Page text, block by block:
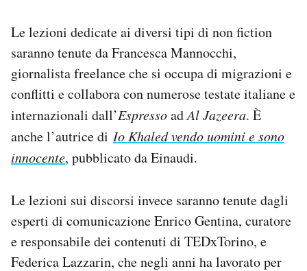
Le lezioni dedicate ai diversi tipi di non fiction
saranno tenute da Francesca Mannocchi,
giornalista freelance che si occupa di migrazioni e
conflitti e collabora con numerose testate italiane e
internazionali dall’EspressoadAl Jazeera. È
anche l’autrice di Io Khaled vendo uomini e sono
innocente, pubblicato da Einaudi.
Le lezioni sui discorsi invece saranno tenute dagli
esperti di comunicazione Enrico Gentina, curatore
e responsabile dei contenuti di TEDxTorino, e
Federica Lazzarin, che negli anni ha lavorato per